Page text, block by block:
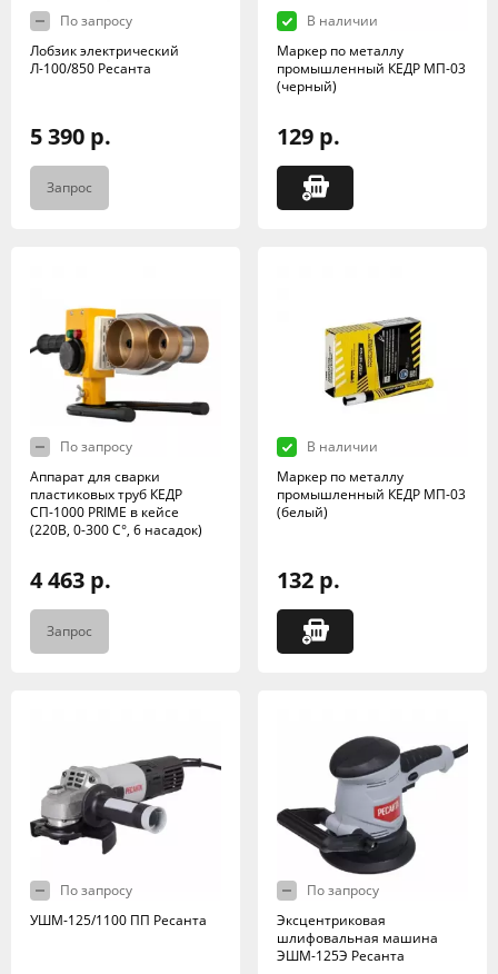
По запросу
Лобзик электрический
Л-100/850 Ресанта
5 390 р.
Запрос
В наличии
Маркер по металлу
промышленный КЕДР МП-03
(черный)
129 р.
По запросу
Аппарат для сварки
пластиковых труб КЕДР
СП-1000 PRIME в кейсе
(220В, 0-300 C°, 6 насадок)
4 463 р.
Запрос
В наличии
Маркер по металлу
промышленный КЕДР МП-03
(белый)
132 р.
По запросу
УШМ-125/1100 ПП Ресанта
По запросу
Эксцентриковая
шлифовальная машина
ЭШМ-125Э Ресанта